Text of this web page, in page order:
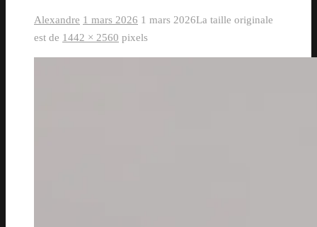
Alexandre 1 mars 2026 1 mars 2026La taille originale
est de 1442 × 2560 pixels